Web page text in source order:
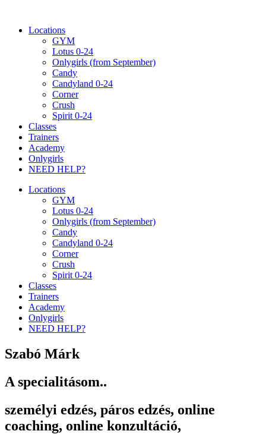
tartalomhozLocations
GYM
Lotus 0-24
Onlygirls (from September)
Candy
Candyland 0-24
Corner
Crush
Spirit 0-24
Classes
Trainers
Academy
Onlygirls
NEED HELP?
Locations
GYM
Lotus 0-24
Onlygirls (from September)
Candy
Candyland 0-24
Corner
Crush
Spirit 0-24
Classes
Trainers
Academy
Onlygirls
NEED HELP?
Szabó Márk
A specialitásom..
személyi edzés, páros edzés, online
coaching, online konzultáció,